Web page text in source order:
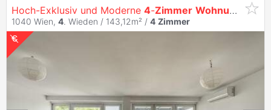
Hoch-Exklusiv und Moderne 4-Zimmer Wohnung
1040 Wien, 4. Wieden / 143,12m² / 4 Zimmer